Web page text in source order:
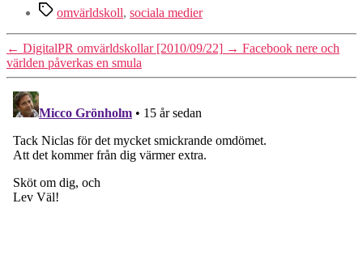
Etiketter
omvärldskoll, sociala medier
← DigitalPR omvärldskollar [2010/09/22] → Facebook nere och
världen påverkas en smula